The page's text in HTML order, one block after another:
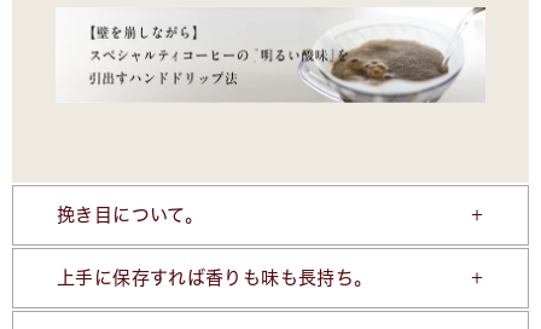
挽き目について。
上手に保存すれば香りも味も長持ち。